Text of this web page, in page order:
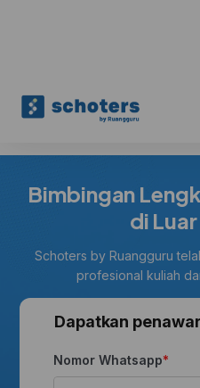
Bimbingan
di
Schoters by Ruangguru
profesional kuliah
Dapatkan
Nomor Whatsapp